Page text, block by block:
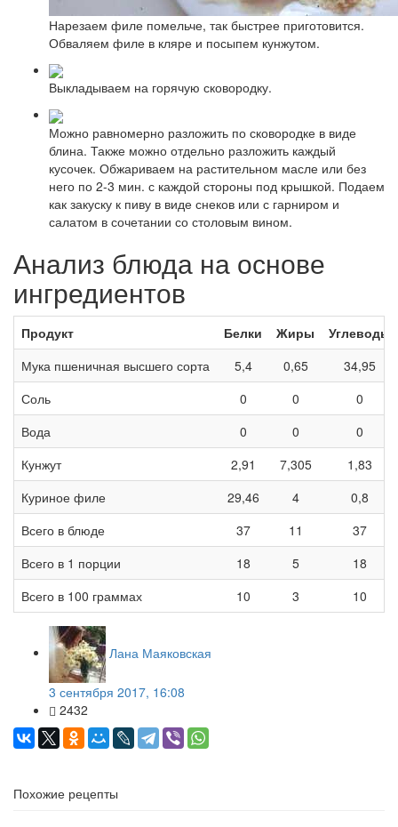
Нарезаем филе помельче, так быстрее приготовится.
Обваляем филе в кляре и посыпем кунжутом.
Выкладываем на горячую сковородку.
Можно равномерно разложить по сковородке в виде
блина. Также можно отдельно разложить каждый
кусочек. Обжариваем на растительном масле или без
него по 2-3 мин. с каждой стороны под крышкой. Подаем
как закуску к пиву в виде снеков или с гарниром и
салатом в сочетании со столовым вином.
Анализ блюда на основе
ингредиентов
Продукт Белки Жиры
Углеводы
Мука пшеничная высшего сорта
5,4 0,65
34,95
Соль
0 0
0
Вода
0 0
0
Кунжут
2,91 7,305
1,83
Куриное филе
29,46 4
0,8
Всего в блюде
37 11
37
Всего в 1 порции
18 5
18
Всего в 100 граммах
10 3 10
Лана Маяковская
3 сентября 2017, 16:08
2432
Похожие рецепты